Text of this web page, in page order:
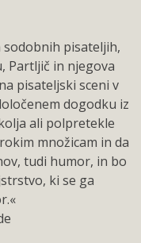
sodobnih pisateljih,
Partljič in njegova
pisateljski sceni v
dogodku iz
ali polpretekle
množicam in da
tudi humor, in bo
ki se ga